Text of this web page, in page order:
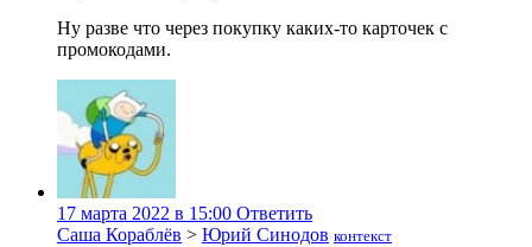
Ну разве что через покупку каких-то карточек с
промокодами.
17 марта 2022 в 15:00 Ответить
Саша Кораблёв > Юрий Синодов контекст